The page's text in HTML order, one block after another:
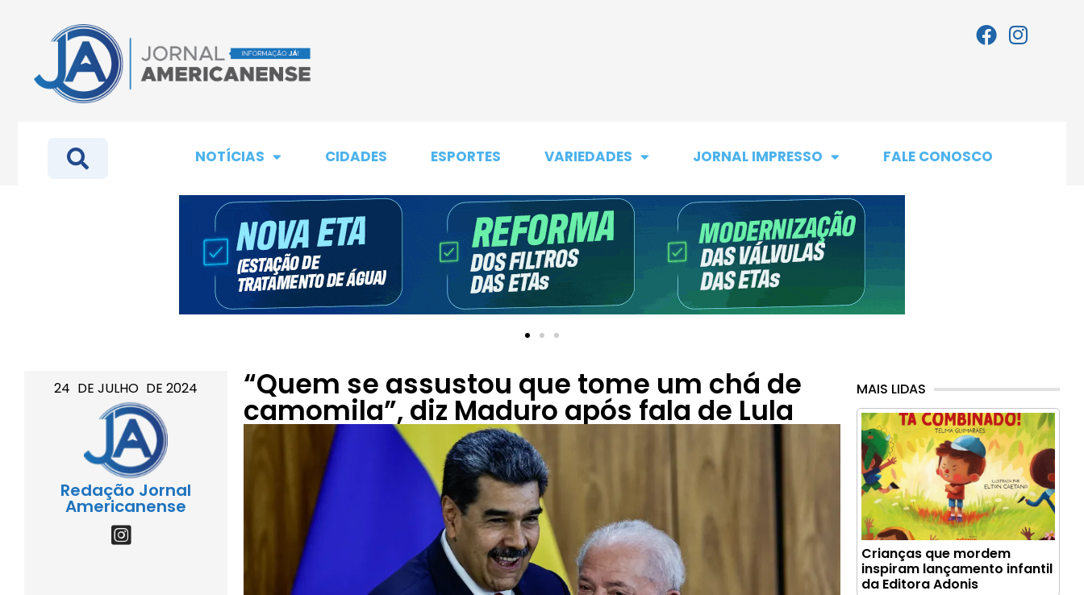
NOTÍCIAS CIDADES ESPORTES VARIEDADES JORNAL IMPRESSO FALE CONOSCO
24 DE JULHO DE 2024
Redação Jornal
Americanense
“Quem se assustou que tome um chá de
camomila”, diz Maduro após fala de Lula
MAIS LIDAS
Crianças que mordem
inspiram lançamento infantil
da Editora Adonis